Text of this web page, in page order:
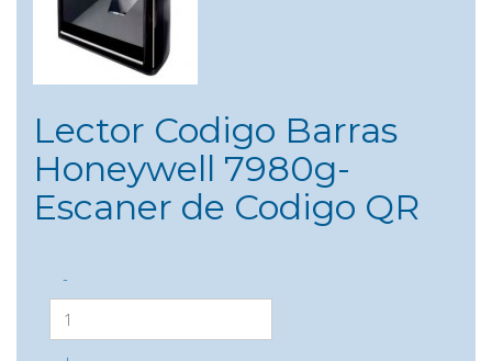
Lector Codigo Barras
Honeywell 7980g-
Escaner de Codigo QR
-